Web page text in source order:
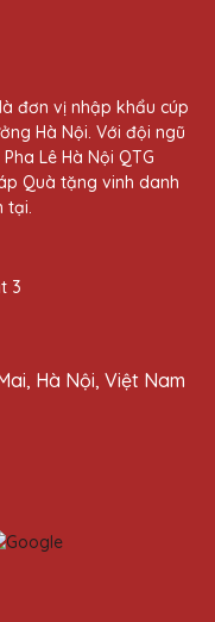
lê tại nhiều nơi
vẫn là sự lựa
phẩm tinh xảo,
dịch vụ của
lượng cao,
nhận.
ấn tượng với
đơn vị nhập khẩu cúp
Hà Nội. Với đội ngũ
Lê Hà Nội QTG
Quà tặng vinh danh
tại.
Hà Nội, Việt Nam